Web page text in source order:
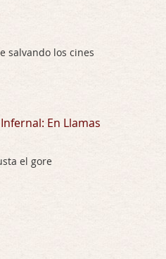
Oscuras
me ha …
salvando los cines
En Llamas
el gore